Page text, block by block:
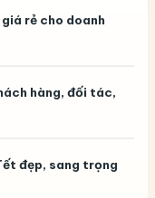
rẻ cho doanh
hàng, đối tác,
đẹp, sang trọng